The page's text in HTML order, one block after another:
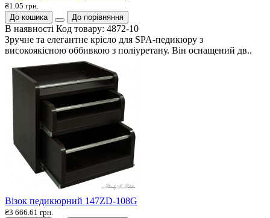
₴1.05 грн.
До кошика
До порівняння
В наявності Код товару: 4872-10
Зручне та елегантне крісло для SPA-педикюру з
високоякісною оббивкою з поліуретану. Він оснащений дв..
Візок педикюрний 147ZD-108G
₴3 666.61 грн.